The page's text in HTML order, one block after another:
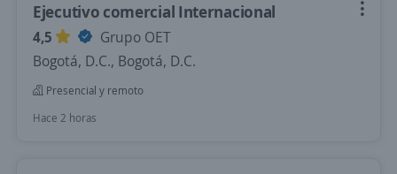
Ejecutivo comercial Internacional
4,5
Grupo OET
Bogotá, D.C., Bogotá, D.C.
Presencial y remoto
Hace 2 horas